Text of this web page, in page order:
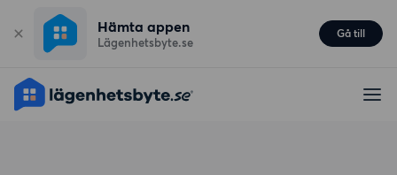
Hämta appen
Lägenhetsbyte.se
Gå till